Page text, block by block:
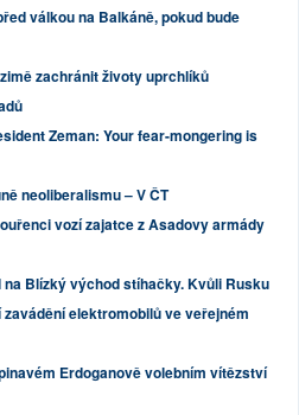
válkou na Balkáně, pokud bude
zachránit životy uprchlíků
Zeman: Your fear-mongering is
neoliberalismu – V ČT
vozí zajatce z Asadovy armády
na Blízký východ stíhačky. Kvůli Rusku
elektromobilů ve veřejném
Erdoganově volebním vítězství